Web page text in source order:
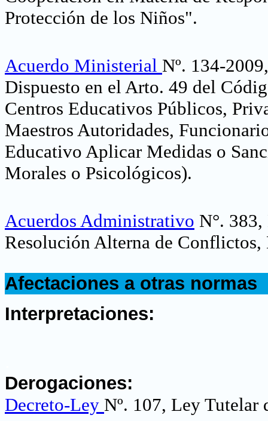
Protección de los Niños".
Acuerdo Ministerial Nº. 134-
Dispuesto en el Arto. 49 del
Centros Educativos Públicos,
Maestros Autoridades,
Educativo Aplicar Medidas o
Morales o Psicológicos).
Acuerdos Administrativo N°.
Resolución Alterna de
Afectaciones a otras normas
Interpretaciones:
Derogaciones:
Decreto-Ley Nº. 107, Ley Tutelar